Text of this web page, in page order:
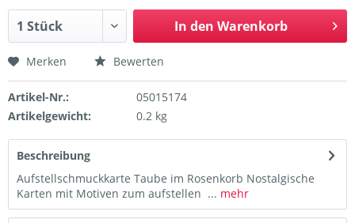
In den Warenkorb
Merken Bewerten
Artikel-Nr.:
05015174
Artikelgewicht:
0.2 kg
Beschreibung
Aufstellschmuckkarte Taube im Rosenkorb Nostalgische
Karten mit Motiven zum aufstellen ... mehr